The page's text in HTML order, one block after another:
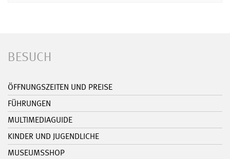
BESUCH
ÖFFNUNGSZEITEN UND PREISE
FÜHRUNGEN
MULTIMEDIAGUIDE
KINDER UND JUGENDLICHE
MUSEUMSSHOP